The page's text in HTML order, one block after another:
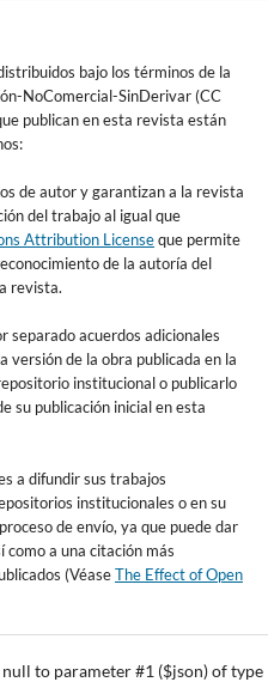
bajo los términos de la
NoComercial-SinDerivar (CC
publican en esta revista están
de autor y garantizan a la revista
del trabajo al igual que
Attribution Licenseque permite
de la autoría del
revista.
separado acuerdos adicionales
versión de la obra publicada en la
institucional o publicarlo
su publicación inicial en esta
a difundir sus trabajos
institucionales o en su
de envío, ya que puede dar
a una citación más
(VéaseThe Effect of Open
null to parameter #1 ($json) of type